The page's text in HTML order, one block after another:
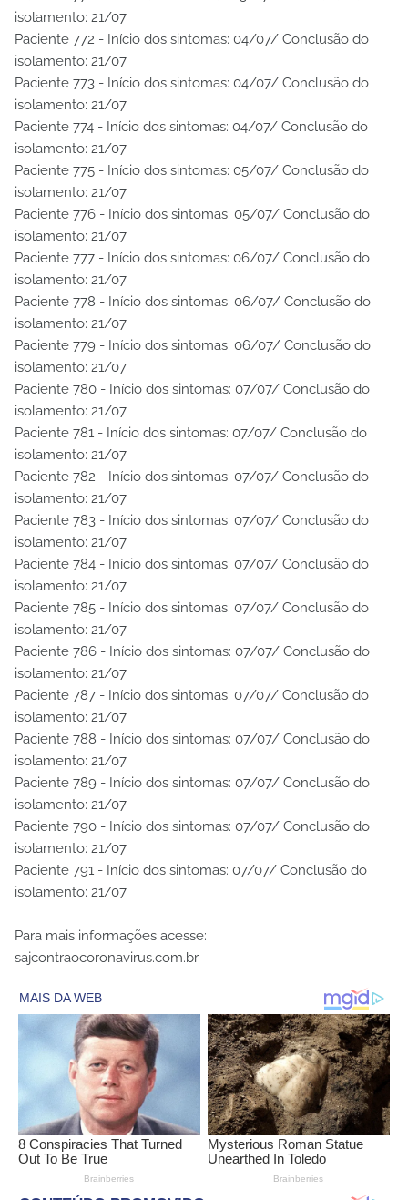
isolamento: 21/07
Paciente 772 - Início dos sintomas: 04/07/ Conclusão do
isolamento: 21/07
Paciente 773 - Início dos sintomas: 04/07/ Conclusão do
isolamento: 21/07
Paciente 774 - Início dos sintomas: 04/07/ Conclusão do
isolamento: 21/07
Paciente 775 - Início dos sintomas: 05/07/ Conclusão do
isolamento: 21/07
Paciente 776 - Início dos sintomas: 05/07/ Conclusão do
isolamento: 21/07
Paciente 777 - Início dos sintomas: 06/07/ Conclusão do
isolamento: 21/07
Paciente 778 - Início dos sintomas: 06/07/ Conclusão do
isolamento: 21/07
Paciente 779 - Início dos sintomas: 06/07/ Conclusão do
isolamento: 21/07
Paciente 780 - Início dos sintomas: 07/07/ Conclusão do
isolamento: 21/07
Paciente 781 - Início dos sintomas: 07/07/ Conclusão do
isolamento: 21/07
Paciente 782 - Início dos sintomas: 07/07/ Conclusão do
isolamento: 21/07
Paciente 783 - Início dos sintomas: 07/07/ Conclusão do
isolamento: 21/07
Paciente 784 - Início dos sintomas: 07/07/ Conclusão do
isolamento: 21/07
Paciente 785 - Início dos sintomas: 07/07/ Conclusão do
isolamento: 21/07
Paciente 786 - Início dos sintomas: 07/07/ Conclusão do
isolamento: 21/07
Paciente 787 - Início dos sintomas: 07/07/ Conclusão do
isolamento: 21/07
Paciente 788 - Início dos sintomas: 07/07/ Conclusão do
isolamento: 21/07
Paciente 789 - Início dos sintomas: 07/07/ Conclusão do
isolamento: 21/07
Paciente 790 - Início dos sintomas: 07/07/ Conclusão do
isolamento: 21/07
Paciente 791 - Início dos sintomas: 07/07/ Conclusão do
isolamento: 21/07
Para mais informações acesse:
sajcontraocoronavirus.com.br